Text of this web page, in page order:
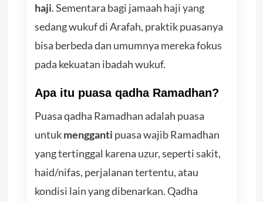
haji. Sementara bagi jamaah haji yang
sedang wukuf di Arafah, praktik puasanya
bisa berbeda dan umumnya mereka fokus
pada kekuatan ibadah wukuf.
Apa itu puasa qadha Ramadhan?
Puasa qadha Ramadhan adalah puasa
untukmengganti puasa wajib Ramadhan
yang tertinggal karena uzur, seperti sakit,
haid/nifas, perjalanan tertentu, atau
kondisi lain yang dibenarkan. Qadha